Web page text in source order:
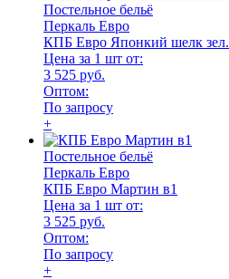
Постельное бельё
Перкаль Евро
КПБ Евро Японкий шелк зел.
Цена за 1 шт от:
3 525 руб.
Оптом:
По запросу
+
Постельное бельё
Перкаль Евро
КПБ Евро Мартин в1
Цена за 1 шт от:
3 525 руб.
Оптом:
По запросу
+